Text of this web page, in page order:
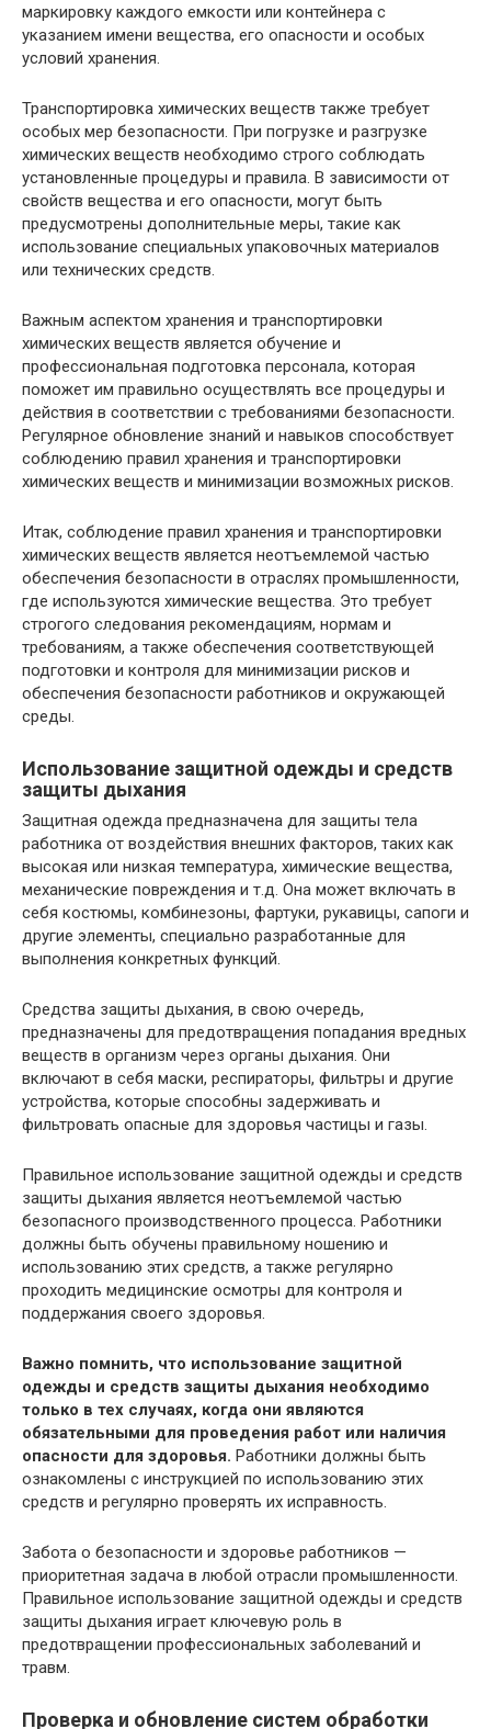
маркировку каждого емкости или контейнера с
указанием имени вещества, его опасности и особых
условий хранения.
Транспортировка химических веществ также требует
особых мер безопасности. При погрузке и разгрузке
химических веществ необходимо строго соблюдать
установленные процедуры и правила. В зависимости от
свойств вещества и его опасности, могут быть
предусмотрены дополнительные меры, такие как
использование специальных упаковочных материалов
или технических средств.
Важным аспектом хранения и транспортировки
химических веществ является обучение и
профессиональная подготовка персонала, которая
поможет им правильно осуществлять все процедуры и
действия в соответствии с требованиями безопасности.
Регулярное обновление знаний и навыков способствует
соблюдению правил хранения и транспортировки
химических веществ и минимизации возможных рисков.
Итак, соблюдение правил хранения и транспортировки
химических веществ является неотъемлемой частью
обеспечения безопасности в отраслях промышленности,
где используются химические вещества. Это требует
строгого следования рекомендациям, нормам и
требованиям, а также обеспечения соответствующей
подготовки и контроля для минимизации рисков и
обеспечения безопасности работников и окружающей
среды.
Использование защитной одежды и средств
защиты дыхания
Защитная одежда предназначена для защиты тела
работника от воздействия внешних факторов, таких как
высокая или низкая температура, химические вещества,
механические повреждения и т.д. Она может включать в
себя костюмы, комбинезоны, фартуки, рукавицы, сапоги и
другие элементы, специально разработанные для
выполнения конкретных функций.
Средства защиты дыхания, в свою очередь,
предназначены для предотвращения попадания вредных
веществ в организм через органы дыхания. Они
включают в себя маски, респираторы, фильтры и другие
устройства, которые способны задерживать и
фильтровать опасные для здоровья частицы и газы.
Правильное использование защитной одежды и средств
защиты дыхания является неотъемлемой частью
безопасного производственного процесса. Работники
должны быть обучены правильному ношению и
использованию этих средств, а также регулярно
проходить медицинские осмотры для контроля и
поддержания своего здоровья.
Важно помнить, что использование защитной
одежды и средств защиты дыхания необходимо
только в тех случаях, когда они являются
обязательными для проведения работ или наличия
опасности для здоровья. Работники должны быть
ознакомлены с инструкцией по использованию этих
средств и регулярно проверять их исправность.
Забота о безопасности и здоровье работников —
приоритетная задача в любой отрасли промышленности.
Правильное использование защитной одежды и средств
защиты дыхания играет ключевую роль в
предотвращении профессиональных заболеваний и
травм.
Проверка и обновление систем обработки